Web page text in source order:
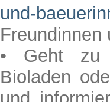
und-
Freundinnen
• Geht zu
Bioladen